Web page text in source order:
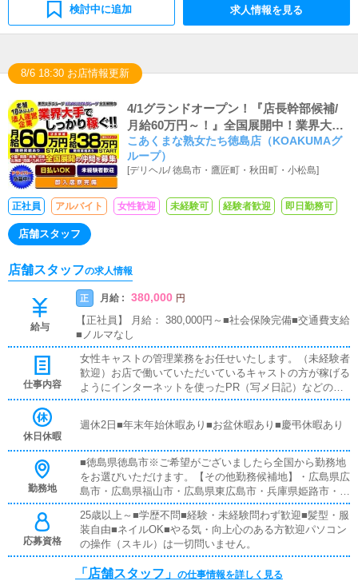
検討中に追加 求人情報を見る
8/6 18:30 お店情報更新
4/1グランドオープン！『店長幹部候補/
月給60万円～！』全国展開中！業界大
手！全額日払い可＆即入居可能な社員寮
あり
こあくまな熟女たち徳島店（KOAKUMAグ
ループ）
[デリヘル/徳島市・鷹匠町・秋田町・小松島]
正社員 アルバイト 女性歓迎 未経験可 経験者歓迎 即日勤務可
店舗スタッフ
店舗スタッフの求人情報
給与
正 月給 : 380,000 円
【正社員】 月給： 380,000円～■社会保険完備■交通費支給
■ノルマなし
仕事内容
女性キャストの管理業務をお任せいたします。（未経験者
歓迎）お店で働いていただいているキャストの方が稼げる
ようにインターネットを使ったPR（写メ日記）などの使
い方などのアドバイスを行っていただきます同業他店のよ
フは致しません。
休日休暇
週休2日■年末年始休暇あり■お盆休暇あり■慶弔休暇あり
勤務地
■徳島県徳島市※ご希望がございましたら全国から勤務地
をお選びいただけます。【その他勤務候補地】・広島県広
島市・広島県福山市・広島県東広島市・兵庫県姫路市・兵
庫県明石市・岡山県岡山市・香川県高松市・香川県善通寺
市・山口県周南市・東京都台東区鶯谷・神奈川県厚木市本
厚木・福岡県福岡市小倉北区・埼玉県川口市西川口※特に
『どこでも大丈夫』な方は優遇いたします。
応募資格
25歳以上～■学歴不問■経験・未経験問わず歓迎■髪型・服
装自由■ネイルOK■やる気・向上心のある方歓迎パソコン
の操作（スキル）は一切問いません。
「店舗スタッフ」 の仕事情報を詳しく見る